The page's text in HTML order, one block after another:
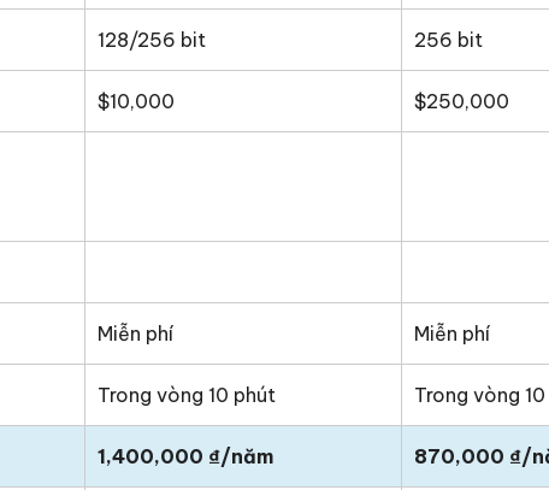
128/256 bit 256 bit
$10,000 $250,000
Miễn phí Miễn phí
Trong vòng 10 phút Trong vòng
1,400,000 ₫/năm 870,000 ₫/